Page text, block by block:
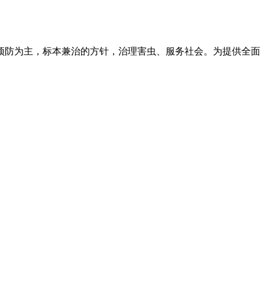
为主，标本兼治的方针，治理害虫、服务社会。为提供全面